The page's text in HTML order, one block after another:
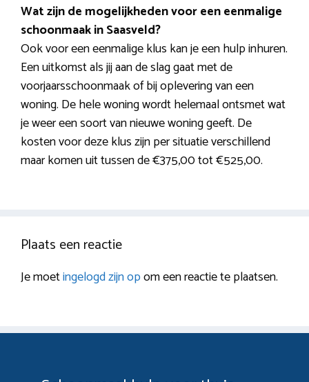
Wat zijn de mogelijkheden voor een eenmalige
schoonmaak in Saasveld?
Ook voor een eenmalige klus kan je een hulp inhuren.
Een uitkomst als jij aan de slag gaat met de
voorjaarsschoonmaak of bij oplevering van een
woning. De hele woning wordt helemaal ontsmet wat
je weer een soort van nieuwe woning geeft. De
kosten voor deze klus zijn per situatie verschillend
maar komen uit tussen de €375,00 tot €525,00.
Plaats een reactie
Je moetingelogd zijn opom een reactie te plaatsen.